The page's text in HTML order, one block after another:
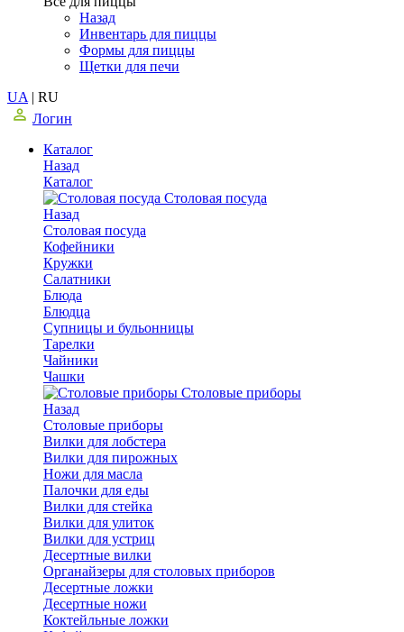
Назад
Инвентарь для пиццы
Формы для пиццы
Щетки для печи
UA | RU
Логин
Каталог
Назад
Каталог
Столовая посуда
Назад
Столовая посуда
Кофейники
Кружки
Салатники
Блюда
Блюдца
Супницы и бульонницы
Тарелки
Чайники
Чашки
Cтоловые приборы
Назад
Cтоловые приборы
Вилки для лобстера
Вилки для пирожных
Ножи для масла
Палочки для еды
Вилки для стейка
Вилки для улиток
Вилки для устриц
Десертные вилки
Органайзеры для столовых приборов
Десертные ложки
Десертные ножи
Коктейльные ложки